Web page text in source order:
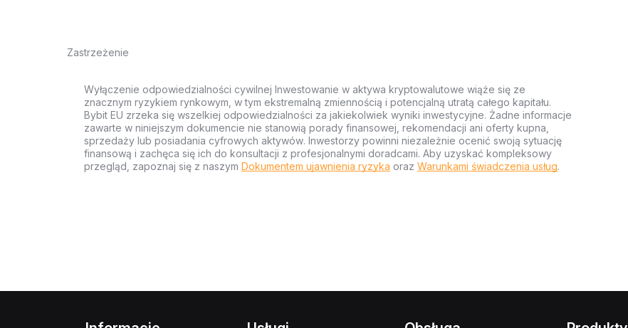
Zastrzeżenie
Wyłączenie odpowiedzialności cywilnej Inwestowanie w aktywa kryptowalutowe wiąże się ze
znacznym ryzykiem rynkowym, w tym ekstremalną zmiennością i potencjalną utratą całego kapitału.
Bybit EU zrzeka się wszelkiej odpowiedzialności za jakiekolwiek wyniki inwestycyjne. Żadne informacje
zawarte w niniejszym dokumencie nie stanowią porady finansowej, rekomendacji ani oferty kupna,
sprzedaży lub posiadania cyfrowych aktywów. Inwestorzy powinni niezależnie ocenić swoją sytuację
finansową i zachęca się ich do konsultacji z profesjonalnymi doradcami. Aby uzyskać kompleksowy
przegląd, zapoznaj się z naszym Dokumentem ujawnienia ryzyka oraz Warunkami świadczenia usług.